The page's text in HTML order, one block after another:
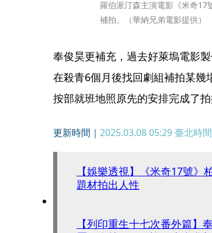
羅伯派汀森主演電影《米奇17
補拍。（華納兄弟電影提供）
奉俊昊更補充，過去好萊塢電影
在殺青6個月後找回劇組補拍某幾
按部就班地照原先的安排完成了
更新時間｜ 2025.03.08 05:29臺北時間
【娛樂透視】《米奇17號
題材拍出人性
【列印重生十七次番外篇】